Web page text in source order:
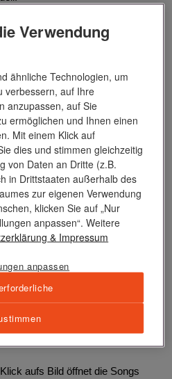
aufs Bild öffnet die Songs
Verwendung
ähnliche Technologien, um
verbessern, auf Ihre
anzupassen, auf Sie
ermöglichen und Ihnen einen
Mit einem Klick auf
dies und stimmen gleichzeitig
von Daten an Dritte (z.B.
in Drittstaaten außerhalb des
zur eigenen Verwendung
klicken Sie auf „Nur
anpassen“. Weitere
& Impressum
anpassen